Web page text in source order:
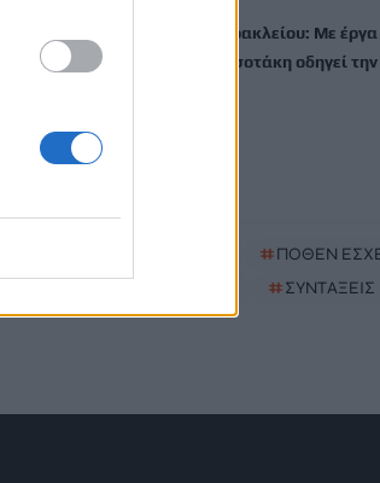
ΔΕΕΠ (ΝΟΔΕ) Ηρακλείου: Με έργα
κυβέρνηση Μητσοτάκη οδηγεί
#ΠΟΘΕΝ
#ΣΥΝΤΑΞΕΙΣ